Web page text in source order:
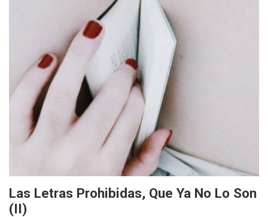
Las Letras Prohibidas, Que Ya No Lo Son
(II)